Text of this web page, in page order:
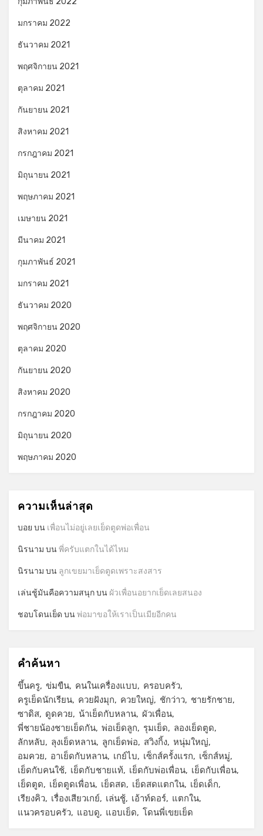
มกราคม 2022
ธันวาคม 2021
พฤศจิกายน 2021
ตุลาคม 2021
กันยายน 2021
สิงหาคม 2021
กรกฎาคม 2021
มิถุนายน 2021
พฤษภาคม 2021
เมษายน 2021
มีนาคม 2021
กุมภาพันธ์ 2021
มกราคม 2021
ธันวาคม 2020
พฤศจิกายน 2020
ตุลาคม 2020
กันยายน 2020
สิงหาคม 2020
กรกฎาคม 2020
มิถุนายน 2020
พฤษภาคม 2020
ความเห็นล่าสุด
บอย บน เพื่อนไม่อยู่เลยเย็ดตูดพ่อเพื่อน
นิรนาม บนพี่ครับแตกในได้ไหม
นิรนาม บน ลูกเขยมาเย็ดตูดเพราะสงสาร
เล่นชู้มันคือความสนุกบน ผัวเพื่อนอยากเย็ดเลยสนอง
ชอบโดนเย็ด บนพ่อมาขอให้เราเป็นเมียอีกคน
คำค้นหา
ขึ้นครู ข่มขืน คนในเครื่องแบบ
ครอบครัว
ครูเย็ดนักเรียน
ควยฝังมุก ควยใหญ่ ชักว่าว
ชายรักชาย
ซาดิส
ดูดควย น้าเย็ดกับหลาน
ผัวเพื่อน
พี่ชายน้องชายเย็ดกัน พ่อเย็ดลูก รุมเย็ด
ลองเย็ดตูด
ลักหลับ
ลุงเย็ดหลาน ลูกเย็ดพ่อ สวิงกิ้ง หนุ่มใหญ่
อมควย
อาเย็ดกับหลาน เกย์ไบ เซ็กส์ครั้งแรก
เซ็กส์หมู่
เย็ดกับคนใช้
เย็ดกับชายแท้ เย็ดกับพ่อเพื่อน
เย็ดกับเพื่อน
เย็ดตูด
เย็ดตูดเพื่อน เย็ดสด เย็ดสดแตกใน
เย็ดเด็ก
เรียงคิว
เรื่องเสียวเกย์ เล่นชู้ เอ้าท์ดอร์
แตกใน
แนวครอบครัว
แอบดู แอบเย็ด โดนพี่เขยเย็ด